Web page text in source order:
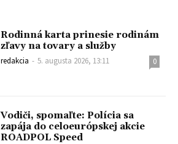
Rodinná karta prinesie rodinám
zľavy na tovary a služby
redakcia - 5. augusta 2026, 13:11 0
Vodiči, spomaľte: Polícia sa
zapája do celoeurópskej akcie
ROADPOL Speed